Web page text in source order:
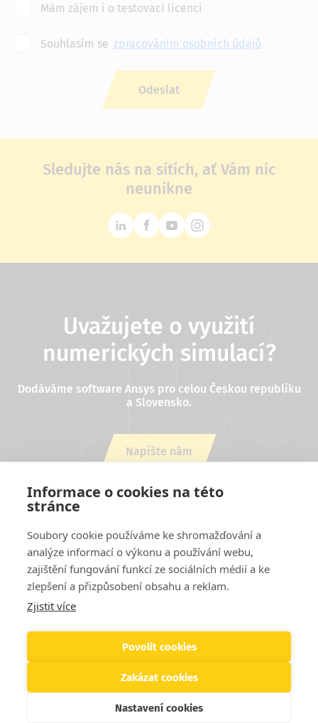
Informace o cookies na této
stránce
Soubory cookie používáme ke shromažďování a
analýze informací o výkonu a používání webu,
zajištění fungování funkcí ze sociálních médií a ke
zlepšení a přizpůsobení obsahu a reklam.
Zjistit více
Povolit cookies
Zakázat cookies
Nastavení cookies
Mám zájem i o testovací licenci
Souhlasím se zpracováním osobních údajů
Sledujte nás na sítích, ať Vám nic
neunikne
Uvažujete o využití
numerických simulací?
Dodáváme software Ansys pro celou Českou republiku
a Slovensko.
Napište nám
nebo zavolejte +420 543 254 554
Patička
Projekty EUCookiesPodmínky užití stránekKontakty
Helpdesk
© 2026 SVS FEM s.r.o. Všechna práva vyhrazena